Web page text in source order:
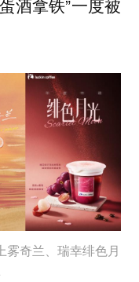
酒拿铁”一度被
奇兰、瑞幸绯色月